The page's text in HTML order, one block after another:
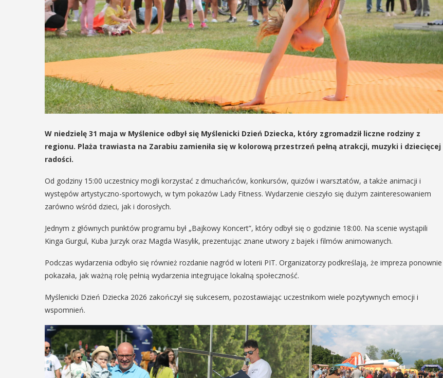
W niedzielę 31 maja w Myślenice odbył się Myślenicki Dzień Dziecka, który zgromadził liczne rodziny z
regionu. Plaża trawiasta na Zarabiu zamieniła się w kolorową przestrzeń pełną atrakcji, muzyki i dziecięcej
radości.
Od godziny 15:00 uczestnicy mogli korzystać z dmuchańców, konkursów, quizów i warsztatów, a także animacji i
występów artystyczno-sportowych, w tym pokazów Lady Fitness. Wydarzenie cieszyło się dużym zainteresowaniem
zarówno wśród dzieci, jak i dorosłych.
Jednym z głównych punktów programu był „Bajkowy Koncert”, który odbył się o godzinie 18:00. Na scenie wystąpili
Kinga Gurgul, Kuba Jurzyk oraz Magda Wasylik, prezentując znane utwory z bajek i filmów animowanych.
Podczas wydarzenia odbyło się również rozdanie nagród w loterii PIT. Organizatorzy podkreślają, że impreza ponownie
pokazała, jak ważną rolę pełnią wydarzenia integrujące lokalną społeczność.
Myślenicki Dzień Dziecka 2026 zakończył się sukcesem, pozostawiając uczestnikom wiele pozytywnych emocji i
wspomnień.